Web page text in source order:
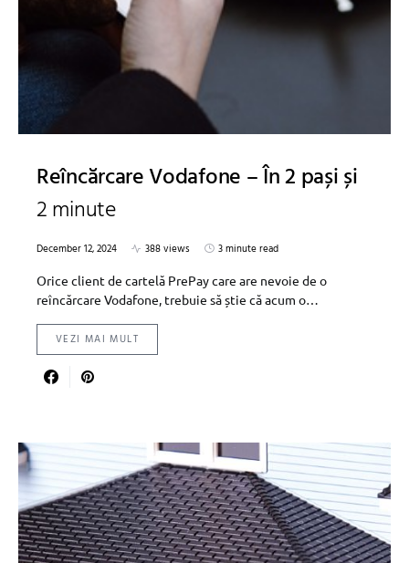
Reîncărcare Vodafone – În 2 pași și
2 minute
December 12, 2024 388 views
3 minute read
Orice client de cartelă PrePay care are nevoie de o
reîncărcare Vodafone, trebuie să știe că acum o…
VEZI MAI MULT